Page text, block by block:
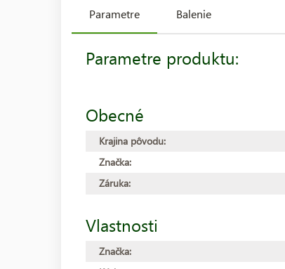
Parametre Balenie
Parametre produktu:
Obecné
Krajina pôvodu:
Značka:
Záruka:
Vlastnosti
Značka: